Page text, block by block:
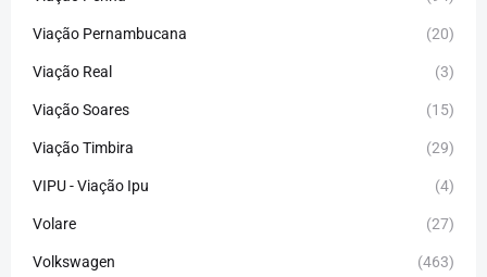
Viação Pernambucana (20)
Viação Real (3)
Viação Soares (15)
Viação Timbira (29)
VIPU - Viação Ipu (4)
Volare (27)
Volkswagen (463)